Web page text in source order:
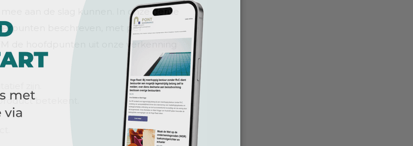
aan de slag kunnen. In onze derde
beschreven, met per
de hoofdpunten uit onze verkenning
zijn.
betekent.